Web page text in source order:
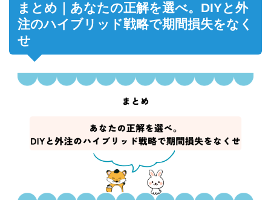
まとめ｜あなたの正解を選べ。DIYと外
注のハイブリッド戦略で期間損失をなく
せ